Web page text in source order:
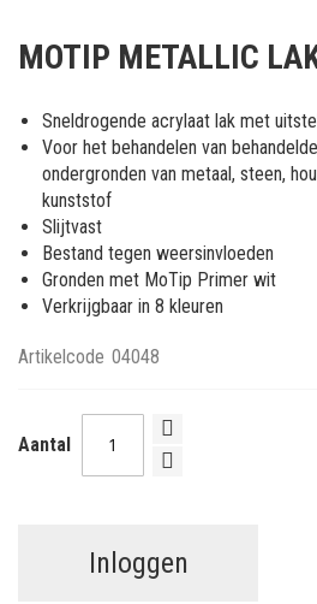
het
van
de
afbeeldingen-
gallerij
MOTIP METALLIC
Sneldrogende acrylaat lak met
Voor het behandelen van
ondergronden van metaal, steen,
kunststof
Slijtvast
Bestand tegen weersinvloeden
Gronden met MoTip Primer wit
Verkrijgbaar in 8 kleuren
Artikelcode 04048
Aantal
Inloggen